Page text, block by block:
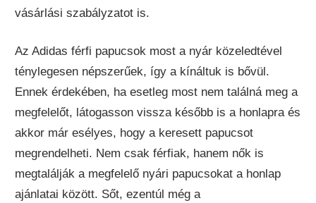
vásárlási szabályzatot is.
Az Adidas férfi papucsok most a nyár közeledtével
ténylegesen népszerűek, így a kínáltuk is bővül.
Ennek érdekében, ha esetleg most nem találná meg a
megfelelőt, látogasson vissza később is a honlapra és
akkor már esélyes, hogy a keresett papucsot
megrendelheti. Nem csak férfiak, hanem nők is
megtalálják a megfelelő nyári papucsokat a honlap
ajánlatai között. Sőt, ezentúl még a